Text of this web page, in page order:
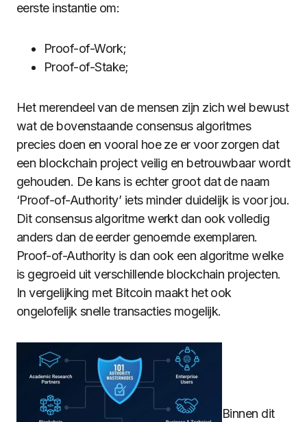
eerste instantie om:
Proof-of-Work;
Proof-of-Stake;
Het merendeel van de mensen zijn zich wel bewust
wat de bovenstaande consensus algoritmes
precies doen en vooral hoe ze er voor zorgen dat
een blockchain project veilig en betrouwbaar wordt
gehouden. De kans is echter groot dat de naam
‘Proof-of-Authority’ iets minder duidelijk is voor jou.
Dit consensus algoritme werkt dan ook volledig
anders dan de eerder genoemde exemplaren.
Proof-of-Authority is dan ook een algoritme welke
is gegroeid uit verschillende blockchain projecten.
In vergelijking met Bitcoin maakt het ook
ongelofelijk snelle transacties mogelijk.
Binnen dit